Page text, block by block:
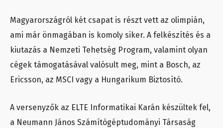
Magyarországról két csapat is részt vett az olimpián,
ami már önmagában is komoly siker. A felkészítés és a
kiutazás a Nemzeti Tehetség Program, valamint olyan
cégek támogatásával valósult meg, mint a Bosch, az
Ericsson, az MSCI vagy a Hungarikum Biztosító.
A versenyzők az ELTE Informatikai Karán készültek fel,
a Neumann János Számítógéptudományi Társaság